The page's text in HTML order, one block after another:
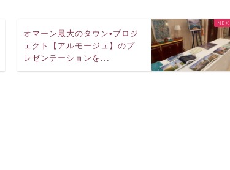
オマーン最大のタウン•プロジ
ェクト【アルモージュ】のプ
レゼンテーションを...